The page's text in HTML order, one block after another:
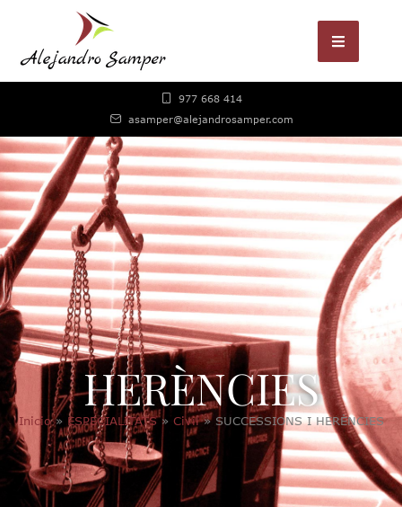
977 668 414
asamper@alejandrosamper.com
HERÈNCIES
Inicio» ESPECIALITATS» Civil» SUCCESSIONS I HERÈNCIES​